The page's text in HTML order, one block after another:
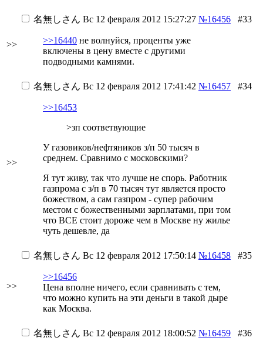
>>
名無しさん Вс 12 февраля 2012 15:27:27 №16456 #33
>>16440 не волнуйся, проценты уже
включены в цену вместе с другими
подводными камнями.
>>
名無しさん Вс 12 февраля 2012 17:41:42 №16457 #34
>>16453
>зп соответвующие
У газовиков/нефтяников з/п 50 тысяч в
среднем. Сравнимо с московскими?
Я тут живу, так что лучше не спорь. Работник
газпрома с з/п в 70 тысяч тут является просто
божеством, а сам газпром - супер рабочим
местом с божественными зарплатами, при том
что ВСЕ стоит дороже чем в Москве ну жилье
чуть дешевле, да
>>
名無しさん Вс 12 февраля 2012 17:50:14 №16458 #35
>>16456
Цена вполне ничего, если сравнивать с тем,
что можно купить на эти деньги в такой дыре
как Москва.
名無しさん Вс 12 февраля 2012 18:00:52 №16459 #36